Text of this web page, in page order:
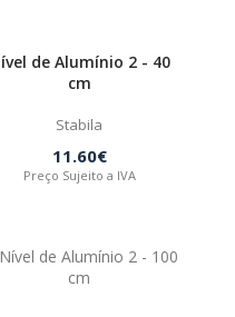
de Alumínio 2 - 40
cm
Stabila
11.60€
Preço Sujeito a IVA